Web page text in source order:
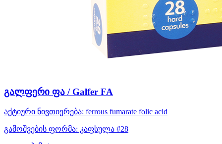
გალფერი ფა / Galfer FA
აქტიური ნივთიერება: ferrous fumarate folic acid
გამოშვების ფორმა: კაფსულა #28